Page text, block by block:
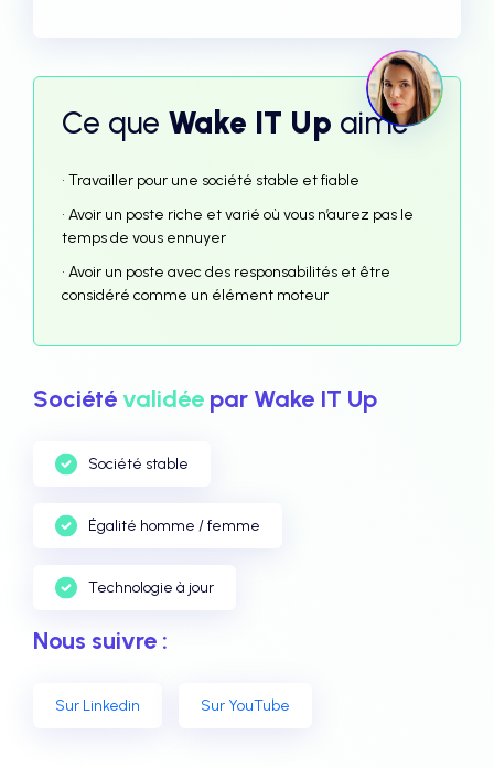
Ce que Wake IT Up aime
• Travailler pour une société stable et fiable
• Avoir un poste riche et varié où vous n’aurez pas le
temps de vous ennuyer
• Avoir un poste avec des responsabilités et être
considéré comme un élément moteur
Sociétévalidée par Wake IT Up
Société stable
Égalité homme / femme
Technologie à jour
Nous suivre :
Sur Linkedin Sur YouTube